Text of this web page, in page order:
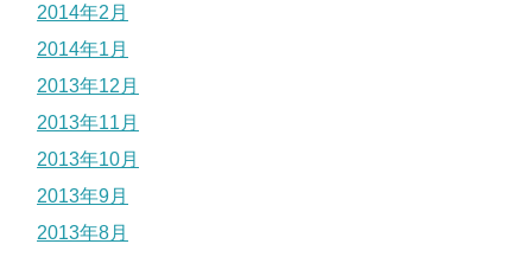
2014年2月
2014年1月
2013年12月
2013年11月
2013年10月
2013年9月
2013年8月